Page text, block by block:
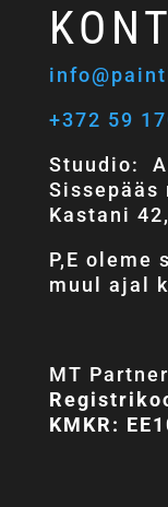
+372 59
Stuudio:
Sissepääs
Kastani
P,E oleme
muul ajal
MT
KMKR: